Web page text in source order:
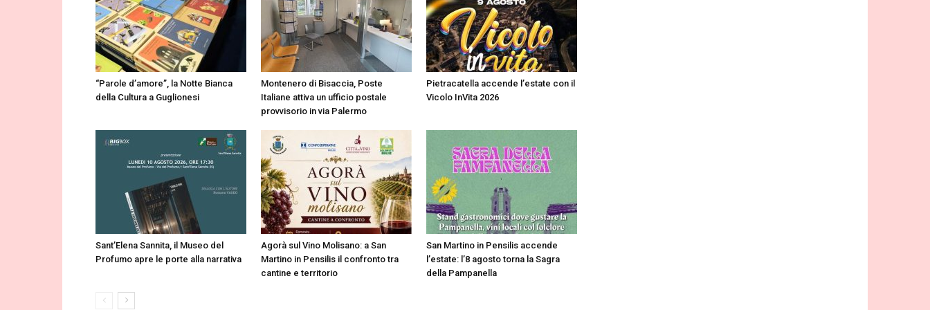
“Parole d’amore”, la Notte Bianca
della Cultura a Guglionesi
Montenero di Bisaccia, Poste
Italiane attiva un ufficio postale
provvisorio in via Palermo
Pietracatella accende l’estate con il
Vicolo InVita 2026
Sant’Elena Sannita, il Museo del
Profumo apre le porte alla narrativa
Agorà sul Vino Molisano: a San
Martino in Pensilis il confronto tra
cantine e territorio
San Martino in Pensilis accende
l’estate: l’8 agosto torna la Sagra
della Pampanella